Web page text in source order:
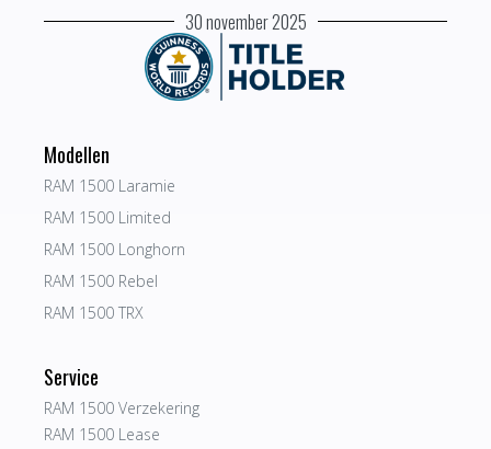
30 november 2025
Modellen
RAM 1500 Laramie
RAM 1500 Limited
RAM 1500 Longhorn
RAM 1500 Rebel
RAM 1500 TRX
Service
RAM 1500 Verzekering
RAM 1500 Lease